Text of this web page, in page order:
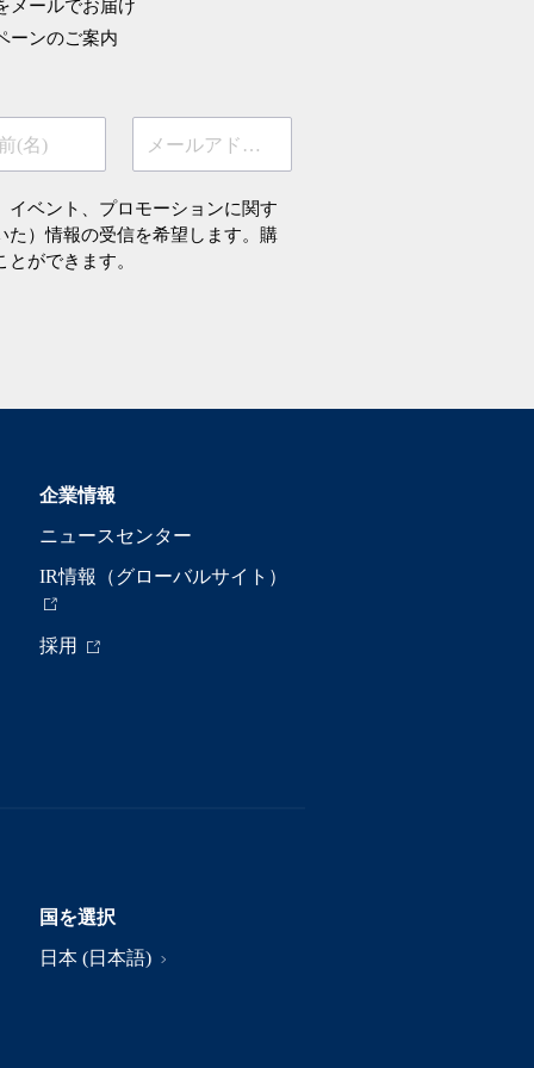
メールでお届け
ーンのご案内
(名) メールアドレス
イベント、プロモーションに関す
た）情報の受信を希望します。購
ができます。
企業情報
ニュースセンター
IR情報（グローバルサイト）
採用
国を選択
日本 (日本語)